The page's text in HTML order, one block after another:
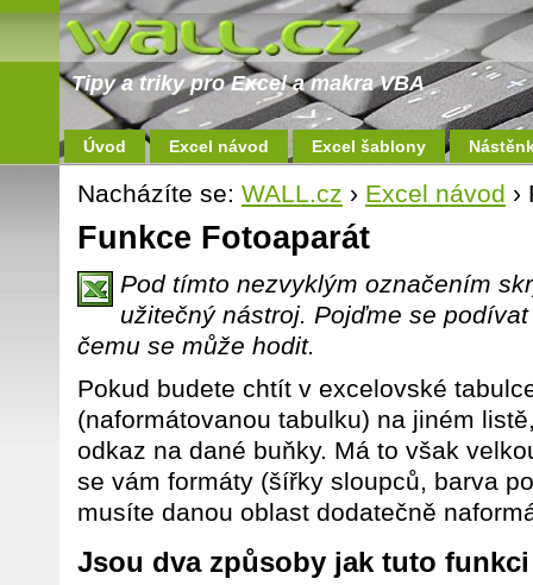
Tipy a triky pro Excel a makra VBA
Úvod Excel návod Excel šablony
Nacházíte se: WALL.cz › Excel návod ›
Funkce Fotoaparát
Pod tímto nezvyklým označením
užitečný nástroj. Pojďme se
čemu se může hodit.
Pokud budete chtít v excelovské
(naformátovanou tabulku) na jiném
odkaz na dané buňky. Má to však
se vám formáty (šířky sloupců, barva
musíte danou oblast dodatečně
Jsou dva způsoby jak tuto